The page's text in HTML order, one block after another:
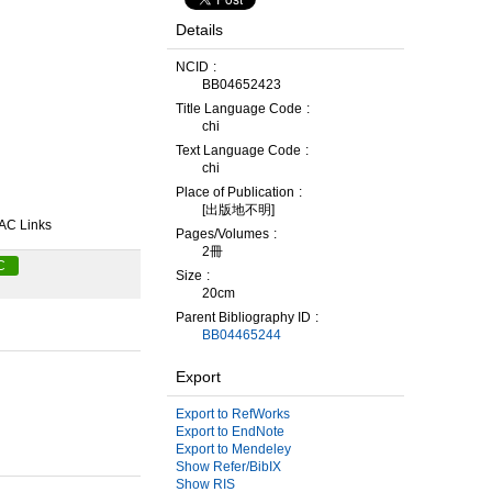
Links
Details
NCID
BB04652423
Title Language Code
chi
Text Language Code
chi
Place of Publication
[出版地不明]
Pages/Volumes
2冊
Size
20cm
Parent Bibliography ID
BB04465244
Export
Export to RefWorks
Export to EndNote
Export to Mendeley
Show Refer/BibIX
Show RIS